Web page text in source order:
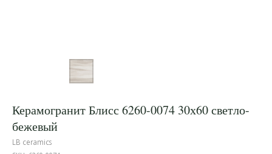
Керамогранит Блисс 6260-0074 30х60 светло-
бежевый
LB ceramics